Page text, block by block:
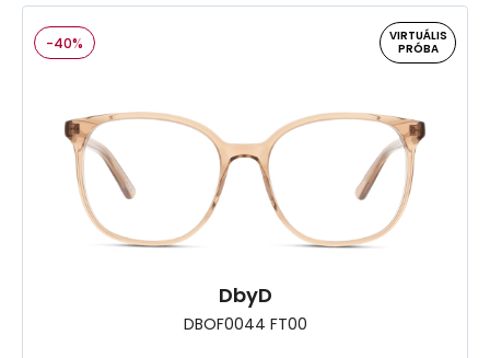
-40%
VIRTUÁLIS
PRÓBA
DbyD
DBOF0044 FT00